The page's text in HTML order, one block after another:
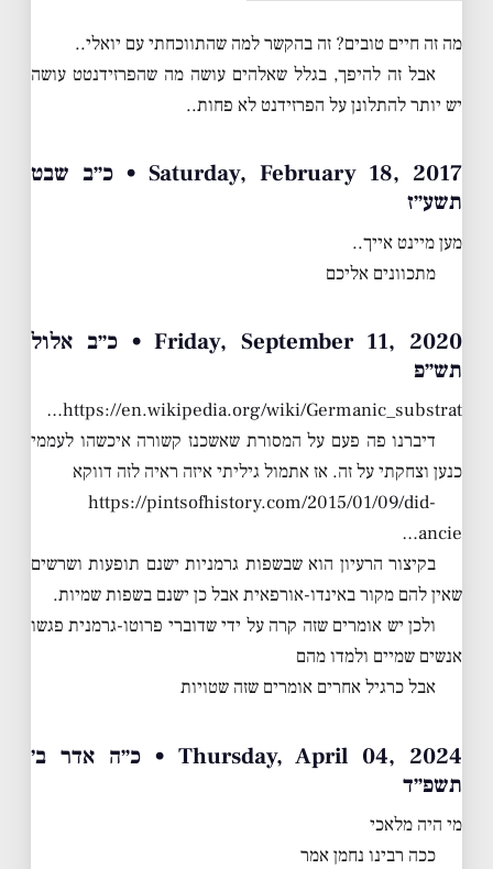
מה זה חיים טובים? זה בהקשר למה שהתווכחתי עם יואלי..
אבל זה להיפך, בגלל שאלהים עושה מה שהפרזידנטט עושה
יש יותר להתלונן על הפרזידנט לא פחות..
Saturday, February 18, 2017 • כ״ב שבט
תשע״ז
מען מיינט אייך..
מתכוונים אליכם
Friday, September 11, 2020 • כ״ב אלול
תש״פ
https://en.wikipedia.org/wiki/Germanic_substrat…
דיברנו פה פעם על המסורת שאשכנז קשורה איכשהו לעממי
כנען וצחקתי על זה. אז אתמול גיליתי איזה ראיה לזה דווקא
https://pintsofhistory.com/2015/01/09/did-
ancie…
בקיצור הרעיון הוא שבשפות גרמניות ישנם תופעות ושרשים
שאין להם מקור באינדו-אורפאית אבל כן ישנם בשפות שמיות.
ולכן יש אומרים שזה קרה על ידי שדוברי פרוטו-גרמנית פגשו
אנשים שמיים ולמדו מהם
אבל כרגיל אחרים אומרים שזה שטויות
Thursday, April 04, 2024 • כ״ה אדר ב׳
תשפ״ד
מי היה מלאכי
ככה רבינו נחמן אמר